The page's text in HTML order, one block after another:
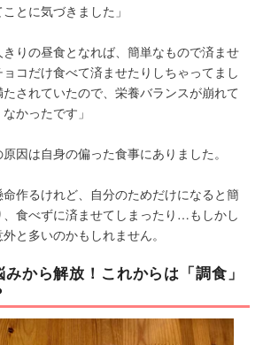
とに気づきました」
きりの昼食となれば、簡単なもので済ませ
コだけ食べて済ませたりしちゃってまし
されていたので、栄養バランスが崩れて
かったです」
因は自身の偏った食事にありました。
作るけれど、自分のためだけになると簡
食べずに済ませてしまったり…もしかし
と多いのかもしれません。
から解放！これからは「調食」